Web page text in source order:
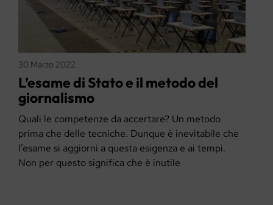
30 Marzo 2022
L’esame di Stato e il metodo del
giornalismo
Quali le competenze da accertare? Un metodo
prima che delle tecniche. Dunque è inevitabile che
l’esame si aggiorni a questa esigenza e ai tempi.
Non per questo significa che è inutile